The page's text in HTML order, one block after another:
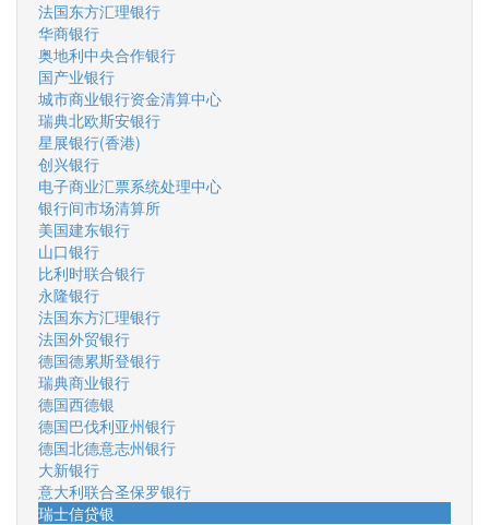
法国东方汇理银行
华商银行
奥地利中央合作银行
国产业银行
城市商业银行资金清算中心
瑞典北欧斯安银行
星展银行(香港)
创兴银行
电子商业汇票系统处理中心
银行间市场清算所
美国建东银行
山口银行
比利时联合银行
永隆银行
法国东方汇理银行
法国外贸银行
德国德累斯登银行
瑞典商业银行
德国西德银
德国巴伐利亚州银行
德国北德意志州银行
大新银行
意大利联合圣保罗银行
瑞士信贷银